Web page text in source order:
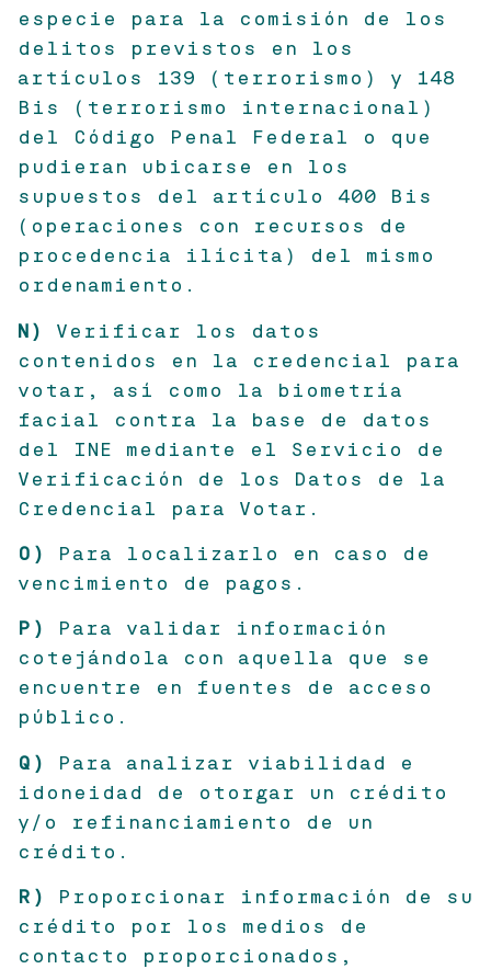
especie para la comisión de los
delitos previstos en los
artículos 139 (terrorismo) y 148
Bis (terrorismo internacional)
del Código Penal Federal o que
pudieran ubicarse en los
supuestos del artículo 400 Bis
(operaciones con recursos de
procedencia ilícita) del mismo
ordenamiento.
N)
Verificar los datos
contenidos en la credencial para
votar, así como la biometría
facial contra la base de datos
del INE mediante el Servicio de
Verificación de los Datos de la
Credencial para Votar.
O)
Para localizarlo en caso de
vencimiento de pagos.
P)
Para validar información
cotejándola con aquella que se
encuentre en fuentes de acceso
público.
Q)
Para analizar viabilidad e
idoneidad de otorgar un crédito
y/o refinanciamiento de un
crédito.
R)
Proporcionar información de su
crédito por los medios de
contacto proporcionados,